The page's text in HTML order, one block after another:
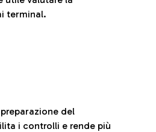
terminal.
del
i controlli e rende più